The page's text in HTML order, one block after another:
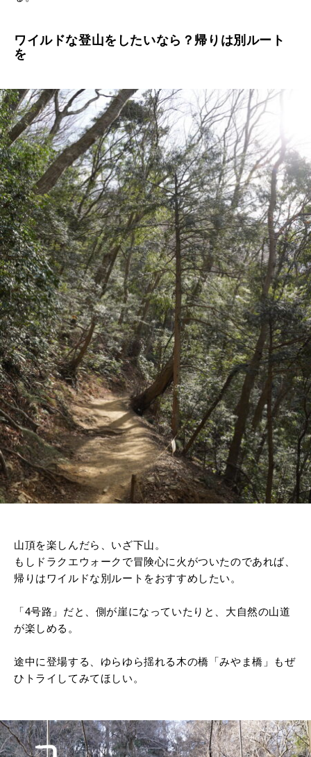
ワイルドな登山をしたいなら？帰りは別ルート
を
山頂を楽しんだら、いざ下山。
もしドラクエウォークで冒険心に火がついたのであれば、
帰りはワイルドな別ルートをおすすめしたい。
「4号路」だと、側が崖になっていたりと、大自然の山道
が楽しめる。
途中に登場する、ゆらゆら揺れる木の橋「みやま橋」もぜ
ひトライしてみてほしい。